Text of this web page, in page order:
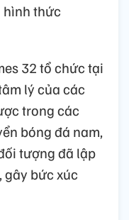
hình thức
32 tổ chức tại
lý của các
trong các
bóng đá nam,
tượng đã lập
gây bức xúc